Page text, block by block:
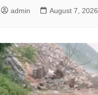
admin August 7, 2026